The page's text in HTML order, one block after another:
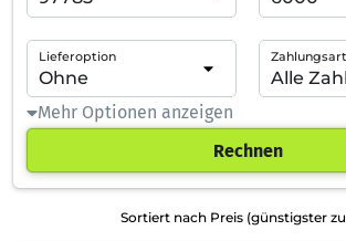
Lieferoption
Mehr Optionen anzeigen
Rechnen
Sortiert nach Preis (günstigster